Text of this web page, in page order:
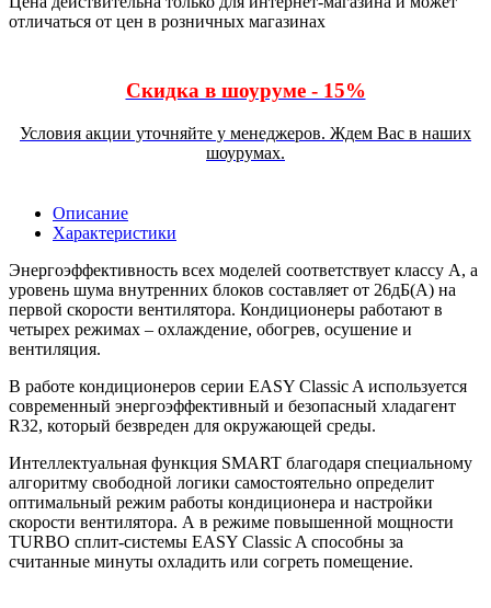
отличаться от цен в розничных магазинах
Скидка в шоуруме - 15%
Условия акции уточняйте у менеджеров. Ждем Вас в наших
шоурумах.
Описание
Характеристики
Энергоэффективность всех моделей соответствует классу А, а
уровень шума внутренних блоков составляет от 26дБ(А) на
первой скорости вентилятора. Кондиционеры работают в
четырех режимах – охлаждение, обогрев, осушение и
вентиляция.
В работе кондиционеров серии EASY Classic A используется
современный энергоэффективный и безопасный хладагент
R32, который безвреден для окружающей среды.
Интеллектуальная функция SMART благодаря специальному
алгоритму свободной логики самостоятельно определит
оптимальный режим работы кондиционера и настройки
скорости вентилятора. А в режиме повышенной мощности
TURBO сплит-системы EASY Classic A способны за
считанные минуты охладить или согреть помещение.